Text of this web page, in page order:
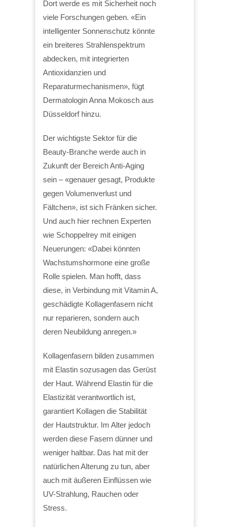
Dort werde es mit Sicherheit noch
viele Forschungen geben. «Ein
intelligenter Sonnenschutz könnte
ein breiteres Strahlenspektrum
abdecken, mit integrierten
Antioxidanzien und
Reparaturmechanismen», fügt
Dermatologin Anna Mokosch aus
Düsseldorf hinzu.
Der wichtigste Sektor für die
Beauty-Branche werde auch in
Zukunft der Bereich Anti-Aging
sein – «genauer gesagt, Produkte
gegen Volumenverlust und
Fältchen», ist sich Fränken sicher.
Und auch hier rechnen Experten
wie Schoppelrey mit einigen
Neuerungen: «Dabei könnten
Wachstumshormone eine große
Rolle spielen. Man hofft, dass
diese, in Verbindung mit Vitamin A,
geschädigte Kollagenfasern nicht
nur reparieren, sondern auch
deren Neubildung anregen.»
Kollagenfasern bilden zusammen
mit Elastin sozusagen das Gerüst
der Haut. Während Elastin für die
Elastizität verantwortlich ist,
garantiert Kollagen die Stabilität
der Hautstruktur. Im Alter jedoch
werden diese Fasern dünner und
weniger haltbar. Das hat mit der
natürlichen Alterung zu tun, aber
auch mit äußeren Einflüssen wie
UV-Strahlung, Rauchen oder
Stress.